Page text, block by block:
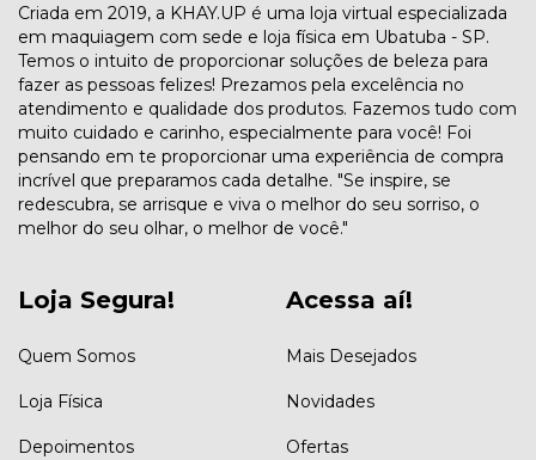
Criada em 2019, a KHAY.UP é uma loja virtual especializada
em maquiagem com sede e loja física em Ubatuba - SP.
Temos o intuito de proporcionar soluções de beleza para
fazer as pessoas felizes! Prezamos pela excelência no
atendimento e qualidade dos produtos. Fazemos tudo com
muito cuidado e carinho, especialmente para você! Foi
pensando em te proporcionar uma experiência de compra
incrível que preparamos cada detalhe. "Se inspire, se
redescubra, se arrisque e viva o melhor do seu sorriso, o
melhor do seu olhar, o melhor de você."
Loja Segura!
Quem Somos
Loja Física
Depoimentos
Acessa aí!
Mais Desejados
Novidades
Ofertas